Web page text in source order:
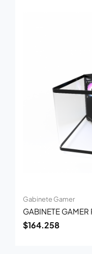
Gabinete Gamer
GABINETE
$164.258